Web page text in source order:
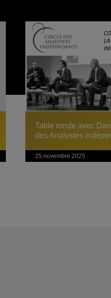
Table ronde avec
des Analystes
25 novembre 2025